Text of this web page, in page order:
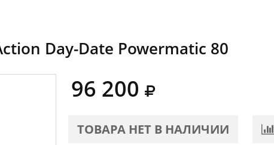
Day-Date Powermatic 80
96 200
ТОВАРА НЕТ В НАЛИЧИИ